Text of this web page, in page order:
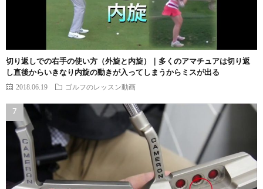
切り返しでの右手の使い方（外旋と内旋）｜多くのアマチュアは切り返
し直後からいきなり内旋の動きが入ってしまうからミスが出る
2018.06.19 ゴルフのレッスン動画